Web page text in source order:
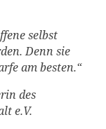
selbst
Denn sie
am besten.“
des
e.V.